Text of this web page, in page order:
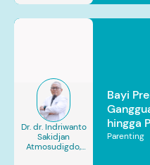
Dr. dr. Indriwanto
Sakidjan
Atmosudigdo,
Bayi
hingga
Parenting